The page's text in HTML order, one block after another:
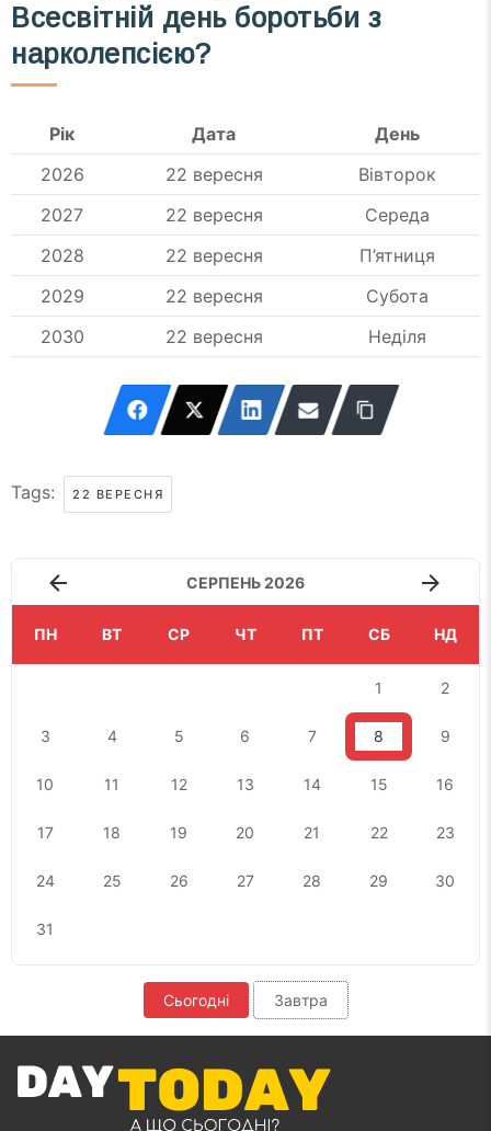
Всесвітній день боротьби з
нарколепсією?
Рік Дата
День
2026
22 вересня
Вівторок
2027
22 вересня
Середа
2028
22 вересня
П’ятниця
2029
22 вересня
Субота
2030
22 вересня Неділя
Tags: 22 ВЕРЕСНЯ
СЕРПЕНЬ 2026
ПН ВТ СР ЧТ ПТ СБ НД
1 2
3 4 5 6 7 8 9
10 11 12 13 14 15 16
17 18 19 20 21 22 23
24 25 26 27 28 29 30
31
Сьогодні Завтра